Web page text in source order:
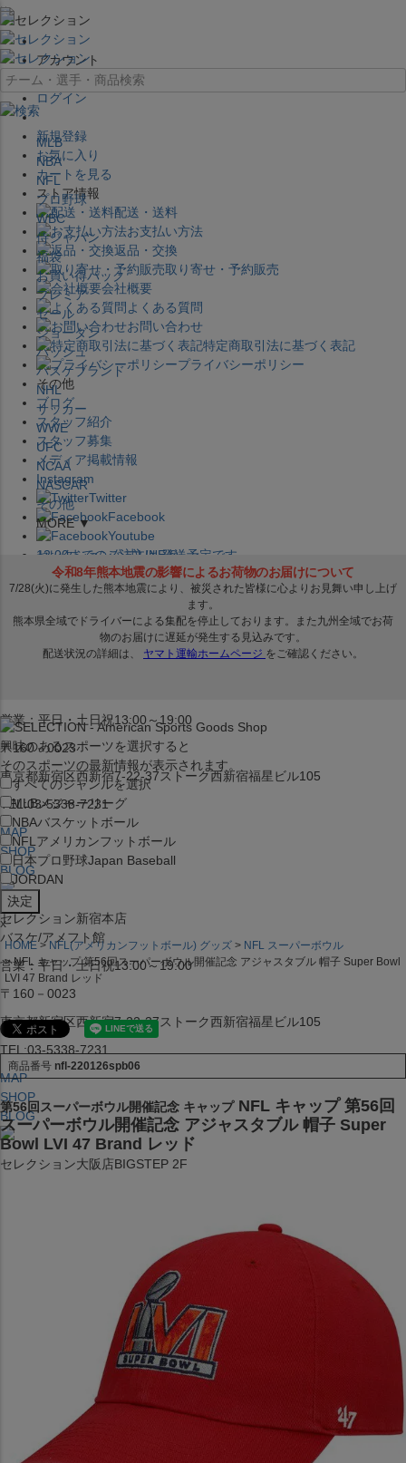
×
アカウント
ログイン
新規登録
お気に入り
カートを見る
ストア情報
配送・送料
お支払い方法
返品・交換
取り寄せ・予約販売
会社概要
よくある質問
お問い合わせ
特定商取引法に基づく表記
プライバシーポリシー
その他
ブログ
スタッフ紹介
スタッフ募集
メディア掲載情報
Instagram
Twitter
Facebook
Youtube
セレクション公式LINE@
営業：平日・土日祝13:00～19:00
〒160－0023
東京都新宿区西新宿7-22-37ストーク西新宿福星ビル105
TEL:03-5338-7231
MAP
SHOP
BLOG
セレクション新宿本店
バスケ/アメフト館
営業：平日・土日祝13:00～19:00
〒160－0023
東京都新宿区西新宿7-22-37ストーク西新宿福星ビル105
TEL:03-5338-7231
MAP
SHOP
BLOG
セレクション大阪店BIGSTEP 2F
大阪府大阪市中央区西心斎橋1丁目6番14号
JR水道橋駅西口店
営業：土・日・祝日のみ 12:00-18:00
MLB
NBA
NFL
プロ野球
WBC
侍ジャパン
福袋
お買い得パック
プレミア
セール
ジョーダン
バッシュ
バスケブランド
NHL
サッカー
WWE
UFC
NCAA
NASCAR
その他
MORE ▼
12:00までのご注文は発送予定です。
在庫品は 1-3営業日内で発送!! ※お取寄せ商品は対象外
興味のあるスポーツを選択すると
そのスポーツの最新情報が表示されます。
すべてのジャンルを選択
MLBメジャーリーグ
NBAバスケットボール
NFL アメリカンフットボール
日本プロ野球Japan Baseball
JORDAN
x
HOME NFL(アメリカンフットボール) グッズ
NFL スーパーボウル
NFL キャップ 第56回スーパーボウル開催記念 アジャスタブル 帽子 Super Bowl
LVI 47 Brand レッド
商品番号 nfl-220126spb06
第56回スーパーボウル開催記念 キャップ NFL キャップ 第56回
スーパーボウル開催記念 アジャスタブル 帽子 Super
Bowl LVI 47 Brand レッド